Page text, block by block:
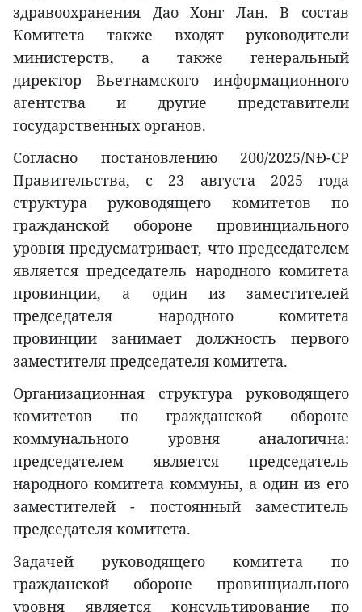
здравоохранения Даo Хонг Лан. В состав
Комитета также входят руководители
министерств, а также генеральный
директор Вьетнамского информационного
агентства и другие представители
государственных органов.
Согласно постановлению 200/2025/NĐ-CP
Правительства, с 23 августа 2025 года
структура руководящего комитетов по
гражданской обороне провинциального
уровня предусматривает, что председателем
является председатель народного комитета
провинции, а один из заместителей
председателя народного комитета
провинции занимает должность первого
заместителя председателя комитета.
Организационная структура руководящего
комитетов по гражданской обороне
коммунального уровня аналогична:
председателем является председатель
народного комитета коммуны, а один из его
заместителей - постоянный заместитель
председателя комитета.
Задачей руководящего комитета по
гражданской обороне провинциального
уровня является консультирование по